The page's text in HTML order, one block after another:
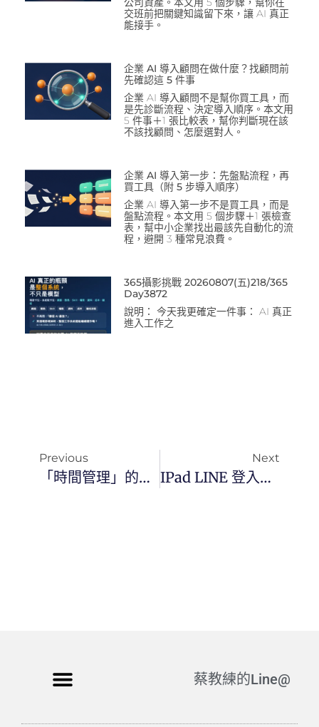
交班前把關鍵知識留下來，讓 AI 真正
能接手。
企業 AI 導入顧問在做什麼？找顧問前
先確認這 5 件事
企業 AI 導入顧問不是幫你買工具，而
是先診斷流程、決定導入順序。本文用
5 件事＋1 張比較表，幫你判斷現在該
不該找顧問、怎麼選對人。
企業 AI 導入第一步：先盤點流程，再
買工具（附 5 步導入順序）
企業 AI 導入第一步不是買工具，而是
盤點流程。本文用 5 個步驟＋1 張檢查
表，幫中小企業找出最該先自動化的流
程，避開 3 種常見浪費。
365攝影挑戰 20260807(五)218/365
Day3872
說明： 今天我更確定一件事： AI 真正
進入工作之
Previous
「時間管理」的定義及其重要性
Next
IPad LINE 登入小心資料消失！3步驟安全設定與對話紀錄雙向同步指南
蔡教練的Line@